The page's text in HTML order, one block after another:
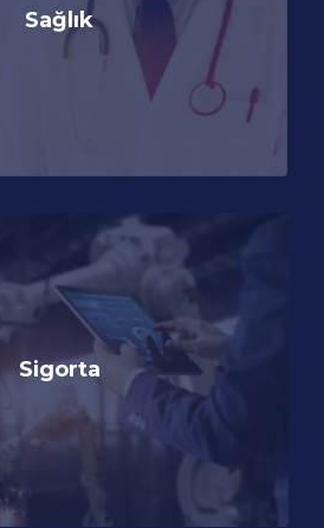
Sağlık
Sigorta